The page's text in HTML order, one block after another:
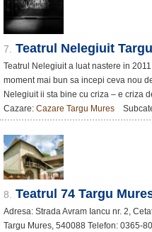
7. Teatrul Nelegiuit
Teatrul Nelegiuit a luat nastere in
moment mai bun sa incepi ceva nou
Nelegiuit ii sta bine cu criza – e criza
Cazare: Cazare Targu Mures
8. Teatrul 74 Targu
Adresa: Strada Avram Iancu nr. 2,
Targu Mures, 540088 Telefon: 0365-